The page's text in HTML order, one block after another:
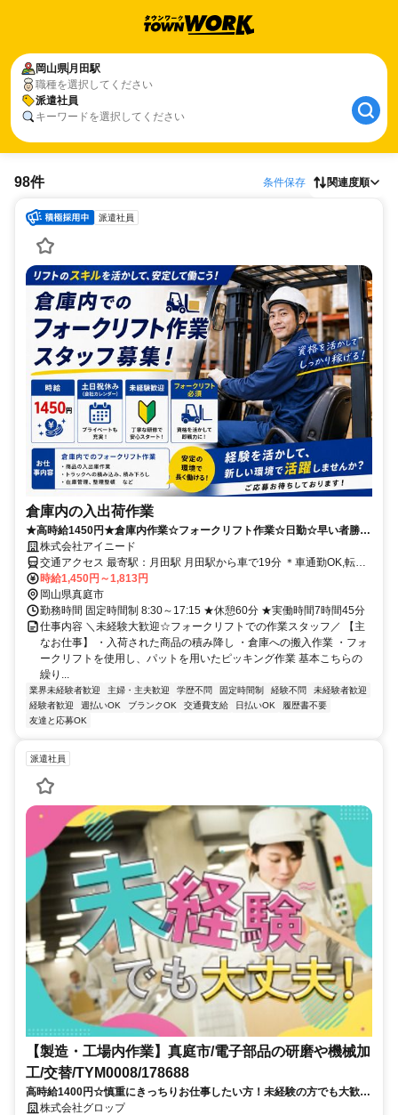
岡山県月田駅
職種を選択してください
派遣社員
キーワードを選択してください
98件 条件保存 関連度順
派遣社員
倉庫内の入出荷作業
★高時給1450円★倉庫内作業☆フォークリフト作業☆日勤☆早い者勝ち
☆日払い・週払いOK☆嬉しい土日祝休み
株式会社アイニード
交通アクセス 最寄駅：月田駅 月田駅から車で19分 ＊車通勤OK,転勤
なし,バイク通勤OK
時給1,450円～1,813円
岡山県真庭市
勤務時間 固定時間制 8:30～17:15 ★休憩60分 ★実働時間7時間45分
仕事内容 ＼未経験大歓迎☆フォークリフトでの作業スタッフ／ 【主
なお仕事】 ・入荷された商品の積み降し ・倉庫への搬入作業 ・フォ
ークリフトを使用し、パットを用いたピッキング作業 基本こちらの
繰り...
業界未経験者歓迎 主婦・主夫歓迎 学歴不問 固定時間制 経験不問
未経験者歓迎
経験者歓迎
週払いOK ブランクOK 交通費支給 日払いOK
履歴書不要
友達と応募OK
派遣社員
【製造・工場内作業】真庭市/電子部品の研磨や機械加
工/交替/TYM0008/178688
高時給1400円☆慎重にきっちりお仕事したい方！未経験の方でも大歓迎
です♪20～50代活躍中！
株式会社グロップ